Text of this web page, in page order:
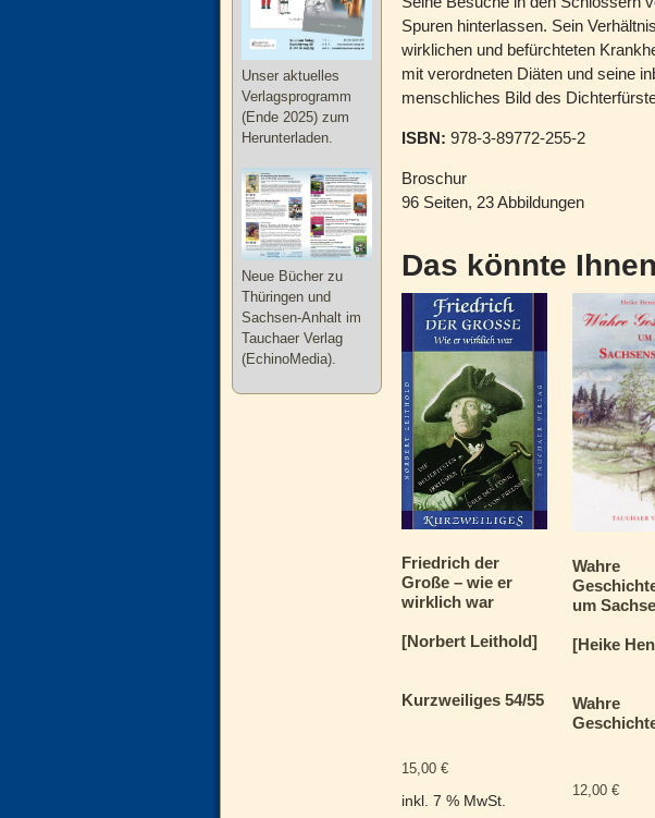
Spuren hinterlassen. Sein
wirklichen und befürchteten
mit verordneten Diäten und seine
menschliches Bild des
ISBN: 978-3-89772-255-2
Broschur
96 Seiten, 23 Abbildungen
Das könnte
Friedrich der
Große – wie er
wirklich war
[Norbert Leithold]
Kurzweiliges 54/55
15,00€
inkl. 7 % MwSt.
Wahre
um
[Heike
Wahre
12,00 €
Unser aktuelles
Verlagsprogramm
(Ende 2025) zum
Herunterladen.
Neue Bücher zu
Thüringen und
Sachsen-Anhalt im
Tauchaer Verlag
(EchinoMedia).